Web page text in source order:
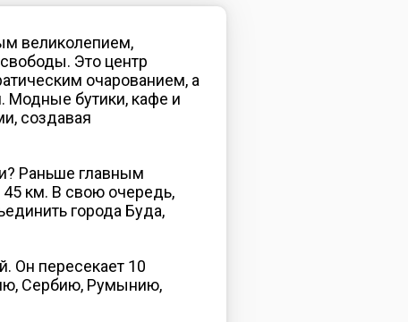
великолепием,
свободы. Это центр
очарованием, а
Модные бутики, кафе и
создавая
Раньше главным
км. В свою очередь,
города Буда,
Он пересекает 10
Сербию, Румынию,